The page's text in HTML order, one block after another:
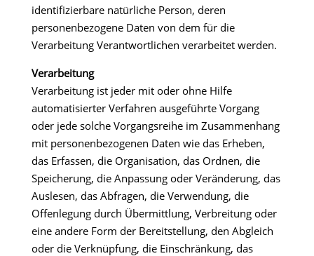
identifizierbare natürliche Person, deren
personenbezogene Daten von dem für die
Verarbeitung Verantwortlichen verarbeitet werden.
Verarbeitung
Verarbeitung ist jeder mit oder ohne Hilfe
automatisierter Verfahren ausgeführte Vorgang
oder jede solche Vorgangsreihe im Zusammenhang
mit personenbezogenen Daten wie das Erheben,
das Erfassen, die Organisation, das Ordnen, die
Speicherung, die Anpassung oder Veränderung, das
Auslesen, das Abfragen, die Verwendung, die
Offenlegung durch Übermittlung, Verbreitung oder
eine andere Form der Bereitstellung, den Abgleich
oder die Verknüpfung, die Einschränkung, das